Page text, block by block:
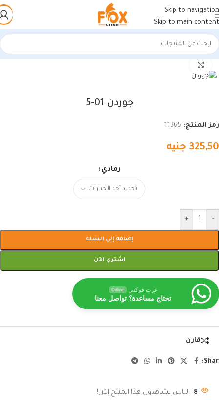
Skip to navigation
Skip to main content
الرئيسية/أحذية رجالي/كوتشي رجالي
جوردن 01-5
رمز المنتج: 11365
325,50 جنيه
رمادي
-
+
إضافة إلى السلة
اشتري الآن
عزت فوكس Online
تحتاج مساعدة؟ تواصل معنا
قارن
8 الناس يشاهدون هذا المنتج الآن!